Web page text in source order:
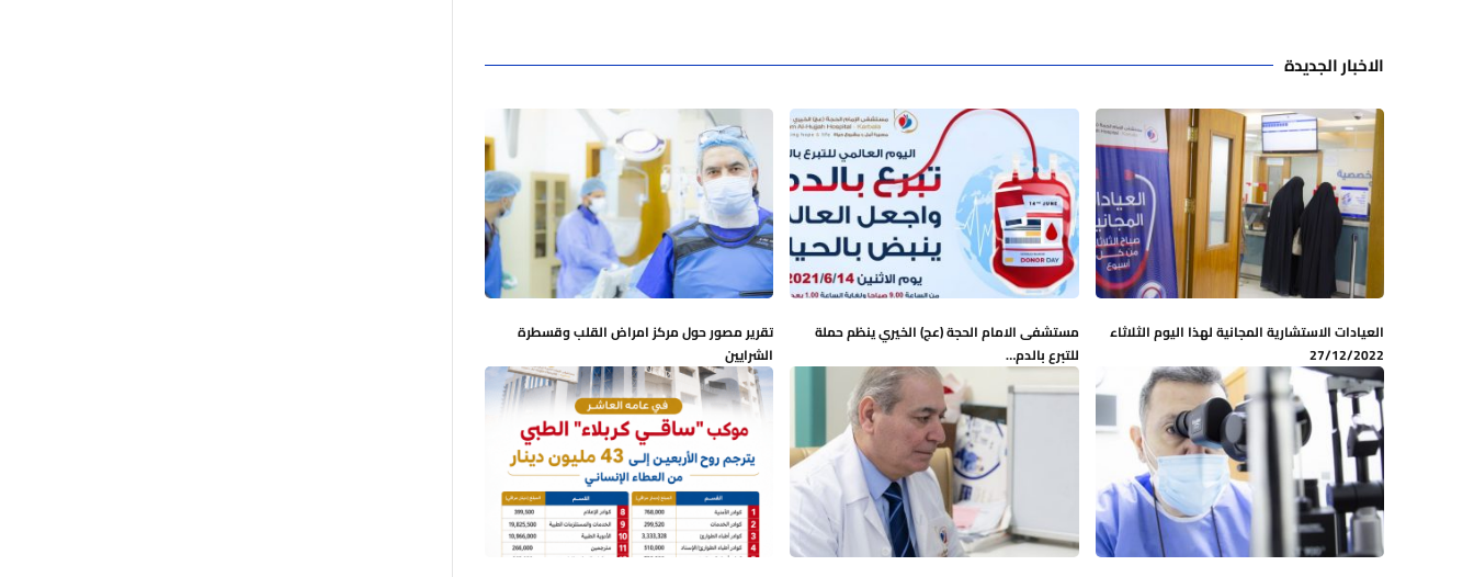
الاخبار الجديدة
العيادات الاستشارية المجانية لهذا اليوم الثلاثاء
27/12/2022
مستشفى الامام الحجة (عج) الخيري ينظم حملة
للتبرع بالدم…
تقرير مصور حول مركز امراض القلب وقسطرة
الشرايين